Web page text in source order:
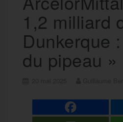
1,2 milliard
Dunkerque
du pipeau »